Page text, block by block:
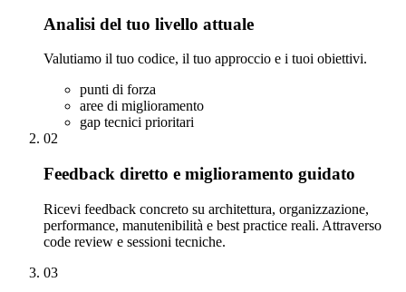
Analisi del tuo livello attuale
Valutiamo il tuo codice, il tuo approccio e i tuoi obiettivi.
punti di forza
aree di miglioramento
gap tecnici prioritari
02
Feedback diretto e miglioramento guidato
Ricevi feedback concreto su architettura, organizzazione,
performance, manutenibilità e best practice reali. Attraverso
code review e sessioni tecniche.
03